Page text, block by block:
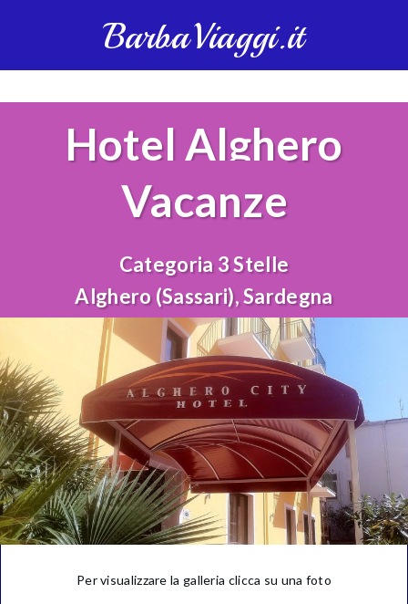
BarbaViaggi.it
Hotel Alghero
Vacanze
Categoria 3 Stelle
Alghero (Sassari), Sardegna
Per visualizzare la galleria clicca su una foto